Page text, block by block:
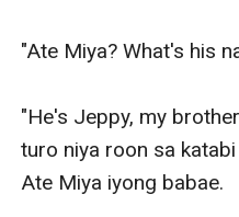
"Ate Miya? What's his
"He's Jeppy, my
turo niya roon sa
Ate Miya iyong babae.